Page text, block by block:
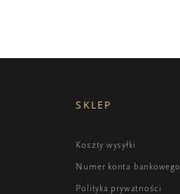
SKLEP
Koszty wysyłki
Numer konta bankowego
Polityka prywatności